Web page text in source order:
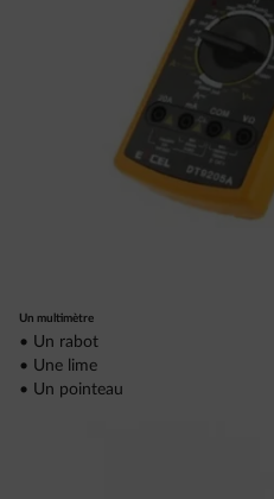
Un multimètre
• Un rabot
• Une lime
• Un pointeau